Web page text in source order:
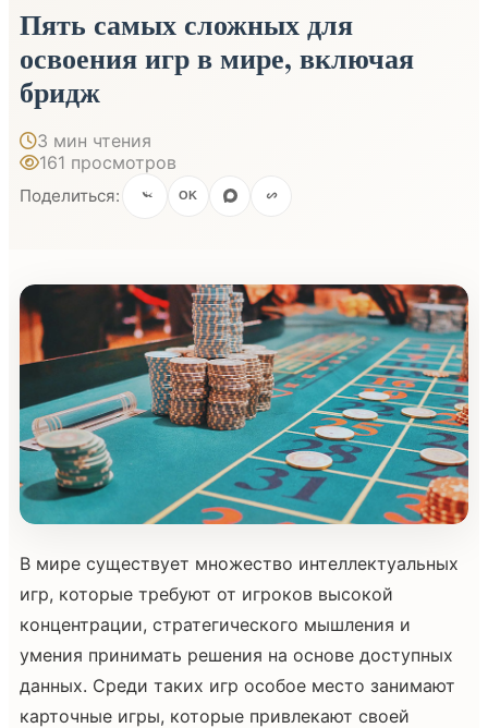
Пять самых сложных для
освоения игр в мире, включая
бридж
3 мин чтения
161 просмотров
Поделиться: OK
В мире существует множество интеллектуальных
игр, которые требуют от игроков высокой
концентрации, стратегического мышления и
умения принимать решения на основе доступных
данных. Среди таких игр особое место занимают
карточные игры, которые привлекают своей